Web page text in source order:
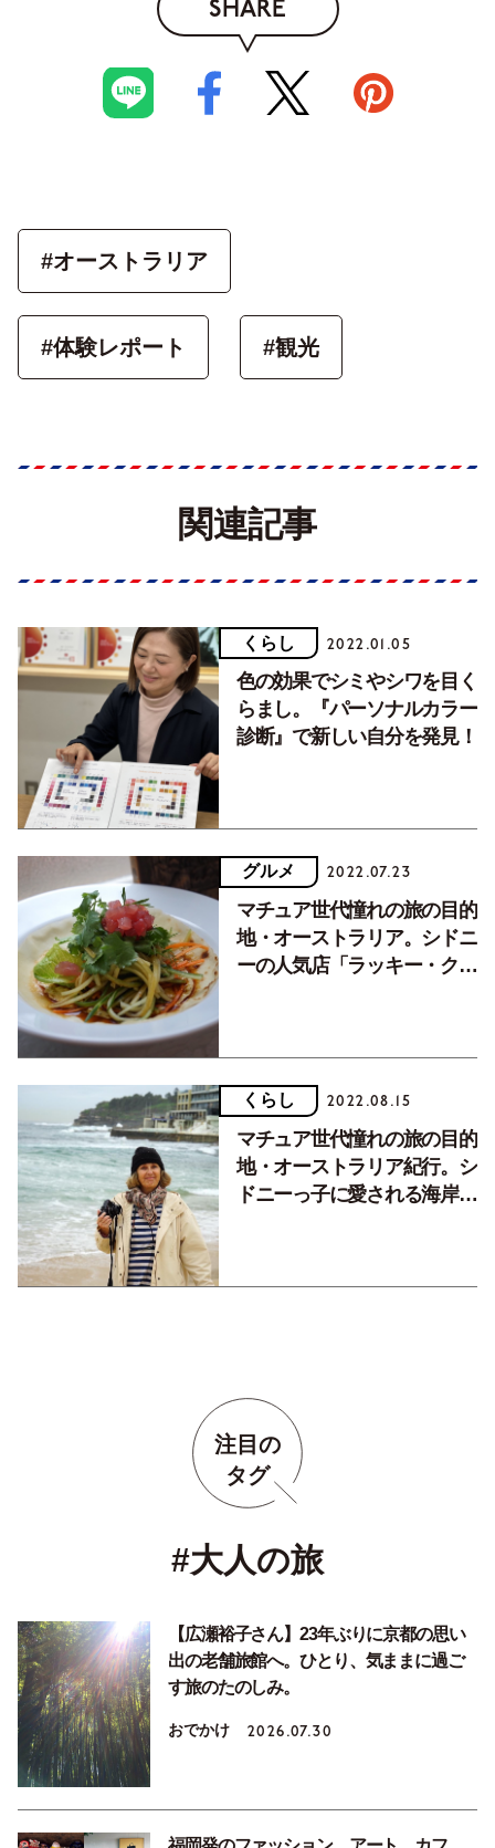
SHARE
#オーストラリア
#体験レポート #観光
関連記事
くらし 2022.01.05
色の効果でシミやシワを目く
らまし。『パーソナルカラー
診断』で新しい自分を発見！
グルメ 2022.07.23
マチュア世代憧れの旅の目的
地・オーストラリア。シドニ
ーの人気店「ラッキー・クォ
くらし 2022.08.15
マチュア世代憧れの旅の目的
地・オーストラリア紀行。シ
ドニーっ子に愛される海岸・
注目の
タグ
#大人の旅
【広瀬裕子さん】23年ぶりに京都の思い
出の老舗旅館へ。ひとり、気ままに過ご
す旅のたのしみ。
おでかけ 2026.07.30